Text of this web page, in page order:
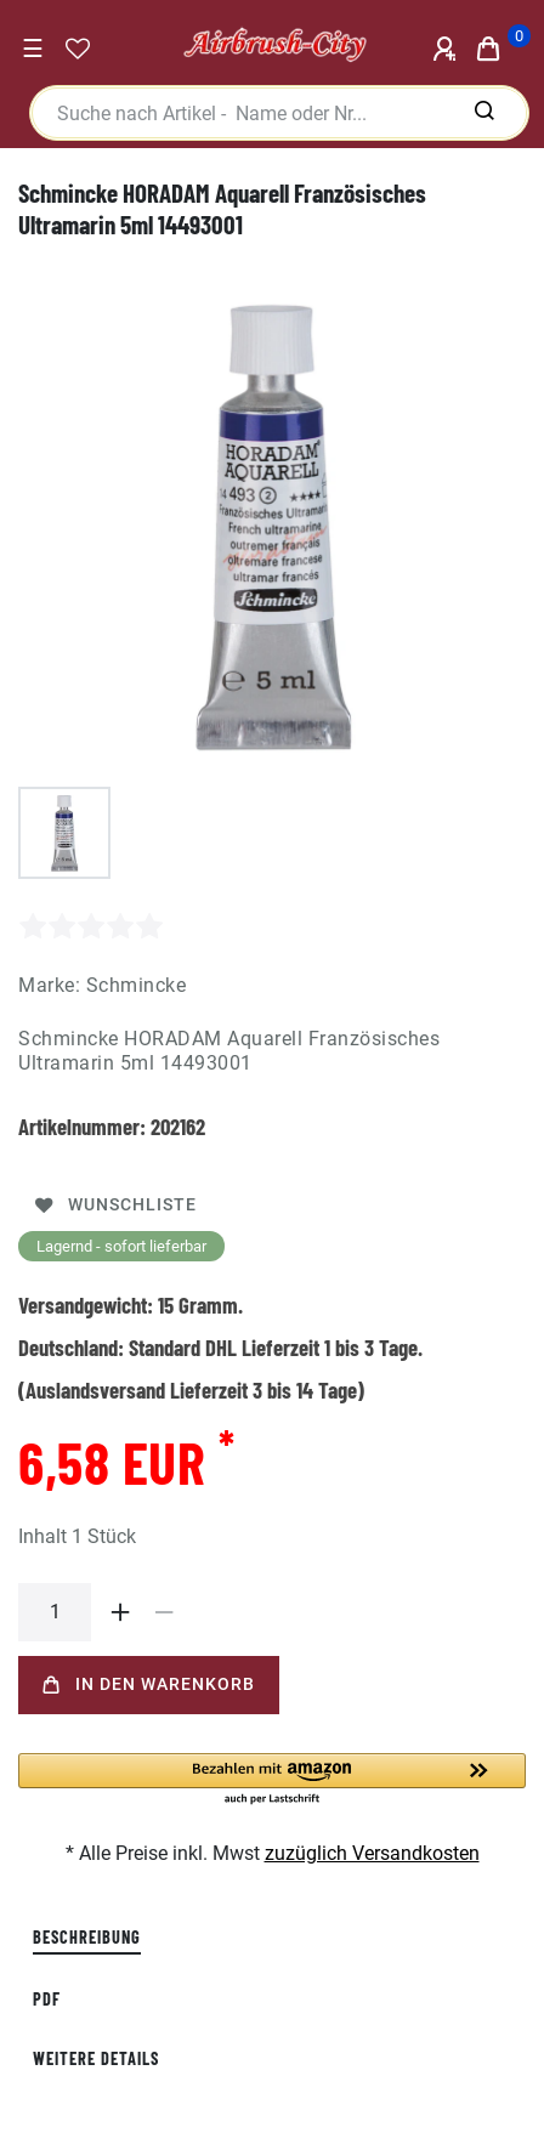
☰ 0
Schmincke HORADAM Aquarell Französisches
Ultramarin 5ml 14493001
Marke: Schmincke
Schmincke HORADAM Aquarell Französisches
Ultramarin 5ml 14493001
Artikelnummer: 202162
WUNSCHLISTE
Lagernd - sofort lieferbar
Versandgewicht: 15Gramm.
Deutschland: Standard DHL Lieferzeit 1 bis 3 Tage.
(Auslandsversand Lieferzeit 3 bis 14 Tage)
6,58 EUR *
Inhalt 1 Stück
IN DEN WARENKORB
* Alle Preise inkl. Mwst zuzüglich Versandkosten
BESCHREIBUNG
PDF
WEITERE DETAILS